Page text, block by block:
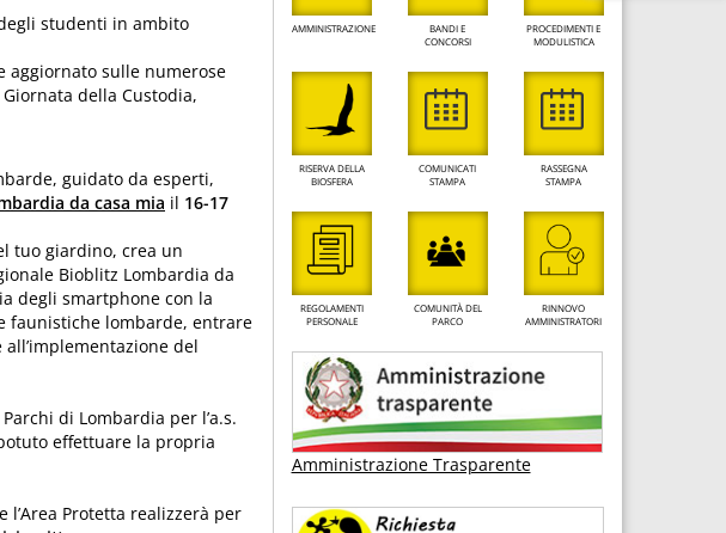
studenti in ambito
aggiornato sulle numerose
della Custodia,
guidato da esperti,
da casa mia il 16-17
tuo giardino, crea un
Bioblitz Lombardia da
degli smartphone con la
faunistiche lombarde, entrare
del
di Lombardia per l’a.s.
effettuare la propria
Protetta realizzerà per
AMMINISTRAZIONE
BANDI E
CONCORSI
PROCEDIMENTI E
MODULISTICA
RISERVA DELLA
BIOSFERA
COMUNICATI
STAMPA
RASSEGNA
STAMPA
REGOLAMENTI
PERSONALE
COMUNITÀ DEL
PARCO
RINNOVO
AMMINISTRATORI
Amministrazione Trasparente